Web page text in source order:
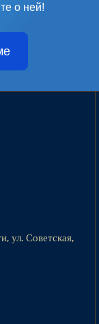
о ней!
ул. Советская,